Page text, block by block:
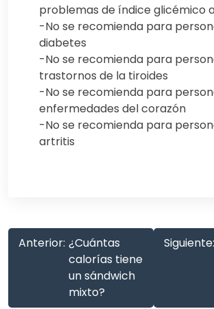
problemas de índice glicémico
-No se recomienda para
diabetes
-No se recomienda para
trastornos de la tiroides
-No se recomienda para
enfermedades del corazón
-No se recomienda para
artritis
Anterior: ¿Cuántas
calorías tiene
un sándwich
mixto?
Siguiente: